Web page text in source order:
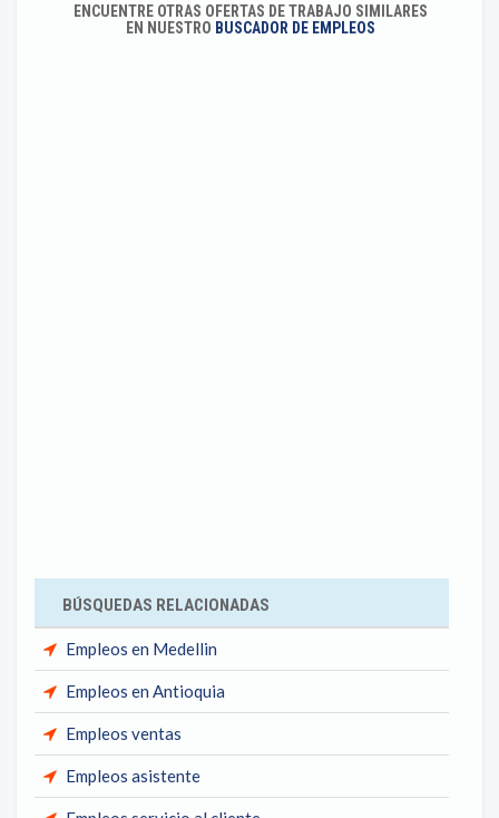
ENCUENTRE OTRAS OFERTAS DE TRABAJO SIMILARES
EN NUESTRO BUSCADOR DE EMPLEOS
BÚSQUEDAS RELACIONADAS
Empleos en Medellin
Empleos en Antioquia
Empleos ventas
Empleos asistente